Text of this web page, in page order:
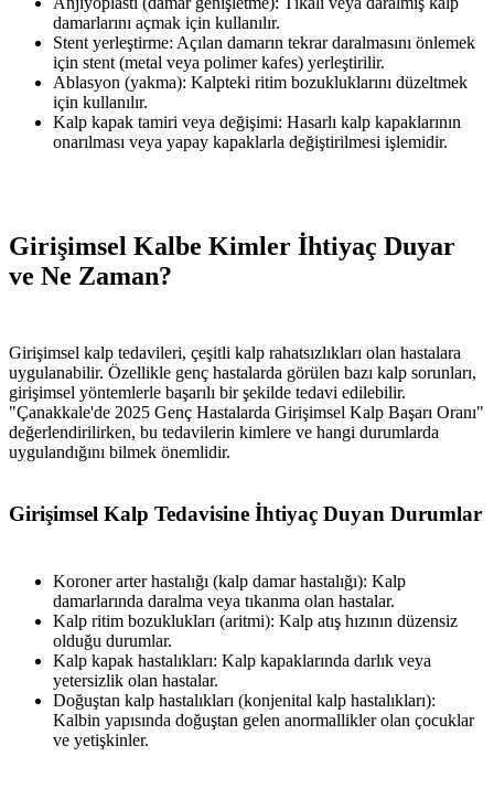
damarlarını açmak için kullanılır.
Stent yerleştirme: Açılan damarın tekrar daralmasını önlemek
için stent (metal veya polimer kafes) yerleştirilir.
Ablasyon (yakma): Kalpteki ritim bozukluklarını düzeltmek
için kullanılır.
Kalp kapak tamiri veya değişimi: Hasarlı kalp kapaklarının
onarılması veya yapay kapaklarla değiştirilmesi işlemidir.
Girişimsel Kalbe Kimler İhtiyaç Duyar
ve Ne Zaman?
Girişimsel kalp tedavileri, çeşitli kalp rahatsızlıkları olan hastalara
uygulanabilir. Özellikle genç hastalarda görülen bazı kalp sorunları,
girişimsel yöntemlerle başarılı bir şekilde tedavi edilebilir.
"Çanakkale'de 2025 Genç Hastalarda Girişimsel Kalp Başarı Oranı"
değerlendirilirken, bu tedavilerin kimlere ve hangi durumlarda
uygulandığını bilmek önemlidir.
Girişimsel Kalp Tedavisine İhtiyaç Duyan Durumlar
Koroner arter hastalığı (kalp damar hastalığı): Kalp
damarlarında daralma veya tıkanma olan hastalar.
Kalp ritim bozuklukları (aritmi): Kalp atış hızının düzensiz
olduğu durumlar.
Kalp kapak hastalıkları: Kalp kapaklarında darlık veya
yetersizlik olan hastalar.
Doğuştan kalp hastalıkları (konjenital kalp hastalıkları):
Kalbin yapısında doğuştan gelen anormallikler olan çocuklar
ve yetişkinler.